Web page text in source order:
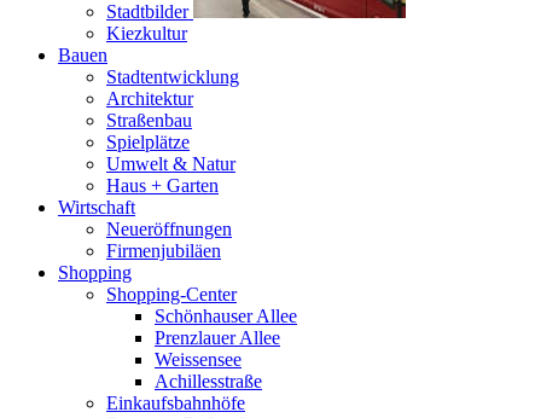
Stadtbilder
Kiezkultur
Bauen
Stadtentwicklung
Architektur
Straßenbau
Spielplätze
Umwelt & Natur
Haus + Garten
Wirtschaft
Neueröffnungen
Firmenjubiläen
Shopping
Shopping-Center
Schönhauser Allee
Prenzlauer Allee
Weissensee
Achillesstraße
Einkaufsbahnhöfe